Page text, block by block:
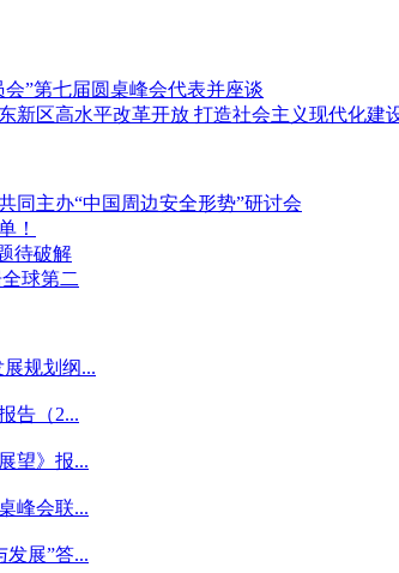
”第七届圆桌峰会代表并座谈
新区高水平改革开放 打造社会主义现代化建
同主办“中国周边安全形势”研讨会
！
待破解
球第二
规划纲...
告（2...
望》报...
峰会联...
展”答...